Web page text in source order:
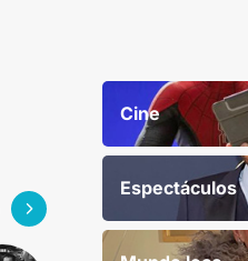
Cine
Espectáculos